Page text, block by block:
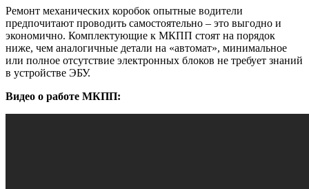
Ремонт механических коробок опытные водители
предпочитают проводить самостоятельно – это выгодно и
экономично. Комплектующие к МКПП стоят на порядок
ниже, чем аналогичные детали на «автомат», минимальное
или полное отсутствие электронных блоков не требует знаний
в устройстве ЭБУ.
Видео о работе МКПП: